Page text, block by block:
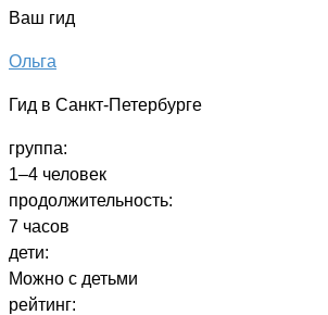
Ваш гид
Ольга
Гид в Санкт-Петербурге
группа:
1–4 человек
продолжительность:
7 часов
дети:
Можно с детьми
рейтинг: